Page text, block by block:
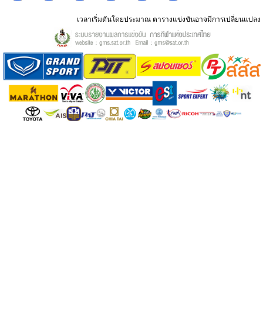
เวลาเริ่มตันโดยประมาณ ตารางแข่งขันอาจมีการเปลี่ยนแปลง